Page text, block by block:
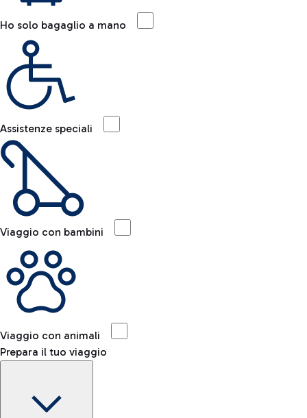
Ho solo bagaglio a mano
Assistenze speciali
Viaggio con bambini
Viaggio con animali
Prepara il tuo viaggio